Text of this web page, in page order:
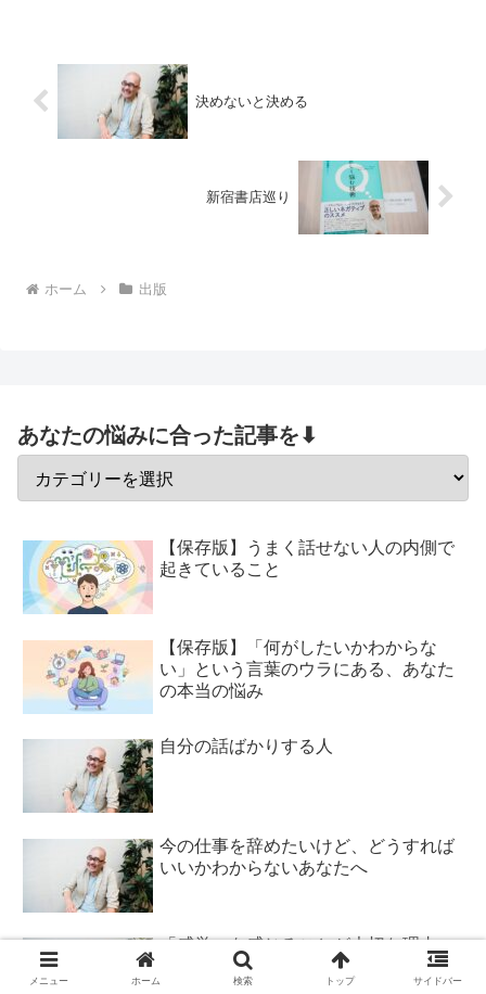
決めないと決める
新宿書店巡り
ホーム 出版
あなたの悩みに合った記事を⬇
【保存版】うまく話せない人の内側で
起きていること
【保存版】「何がしたいかわからな
い」という言葉のウラにある、あなた
の本当の悩み
自分の話ばかりする人
今の仕事を辞めたいけど、どうすれば
いいかわからないあなたへ
「感覚」を感じることが大切な理由
メニュー ホーム 検索 トップ サイドバー